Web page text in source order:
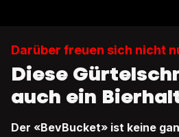
Darüber freuen sich nicht
Diese
auch ein
Der «BevBucket» ist keine